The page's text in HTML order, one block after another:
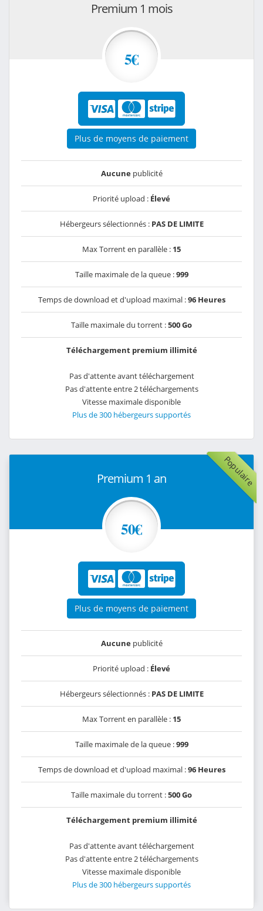
Premium 1 mois
5€
Plus de moyens de paiement
Aucunepublicité
Priorité upload : Élevé
Hébergeurs sélectionnés : PAS DE LIMITE
Max Torrent en parallèle : 15
Taille maximale de la queue :999
Temps de download et d'upload maximal :96 Heures
Taille maximale du torrent :500 Go
Téléchargement premium illimité
Pas d'attente avant téléchargement
Pas d'attente entre 2 téléchargements
Vitesse maximale disponible
Plus de 300 hébergeurs supportés
Populaire
Premium 1 an
50€
Plus de moyens de paiement
Aucunepublicité
Priorité upload : Élevé
Hébergeurs sélectionnés : PAS DE LIMITE
Max Torrent en parallèle : 15
Taille maximale de la queue :999
Temps de download et d'upload maximal :96 Heures
Taille maximale du torrent :500 Go
Téléchargement premium illimité
Pas d'attente avant téléchargement
Pas d'attente entre 2 téléchargements
Vitesse maximale disponible
Plus de 300 hébergeurs supportés